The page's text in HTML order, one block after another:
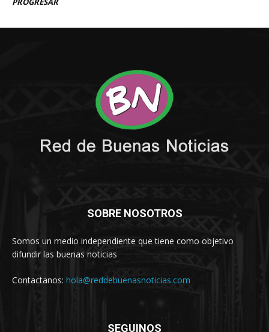
SOBRE NOSOTROS
Somos un medio independiente que tiene como objetivo
difundir las buenas noticias
Contactanos: hola@reddebuenasnoticias.com
SEGUINOS